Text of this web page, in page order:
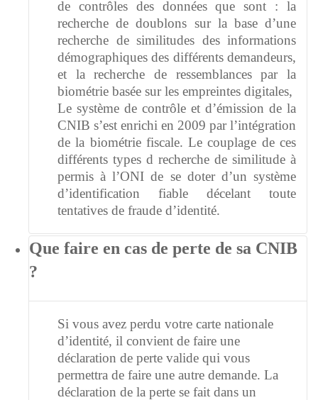
de contrôles des données que sont : la
recherche de doublons sur la base d’une
recherche de similitudes des informations
démographiques des différents demandeurs,
et la recherche de ressemblances par la
biométrie basée sur les empreintes digitales,
Le système de contrôle et d’émission de la
CNIB s’est enrichi en 2009 par l’intégration
de la biométrie fiscale. Le couplage de ces
différents types d recherche de similitude à
permis à l’ONI de se doter d’un système
d’identification fiable décelant toute
tentatives de fraude d’identité.
Que faire en cas de perte de sa CNIB
?
Si vous avez perdu votre carte nationale
d’identité, il convient de faire une
déclaration de perte valide qui vous
permettra de faire une autre demande. La
déclaration de la perte se fait dans un